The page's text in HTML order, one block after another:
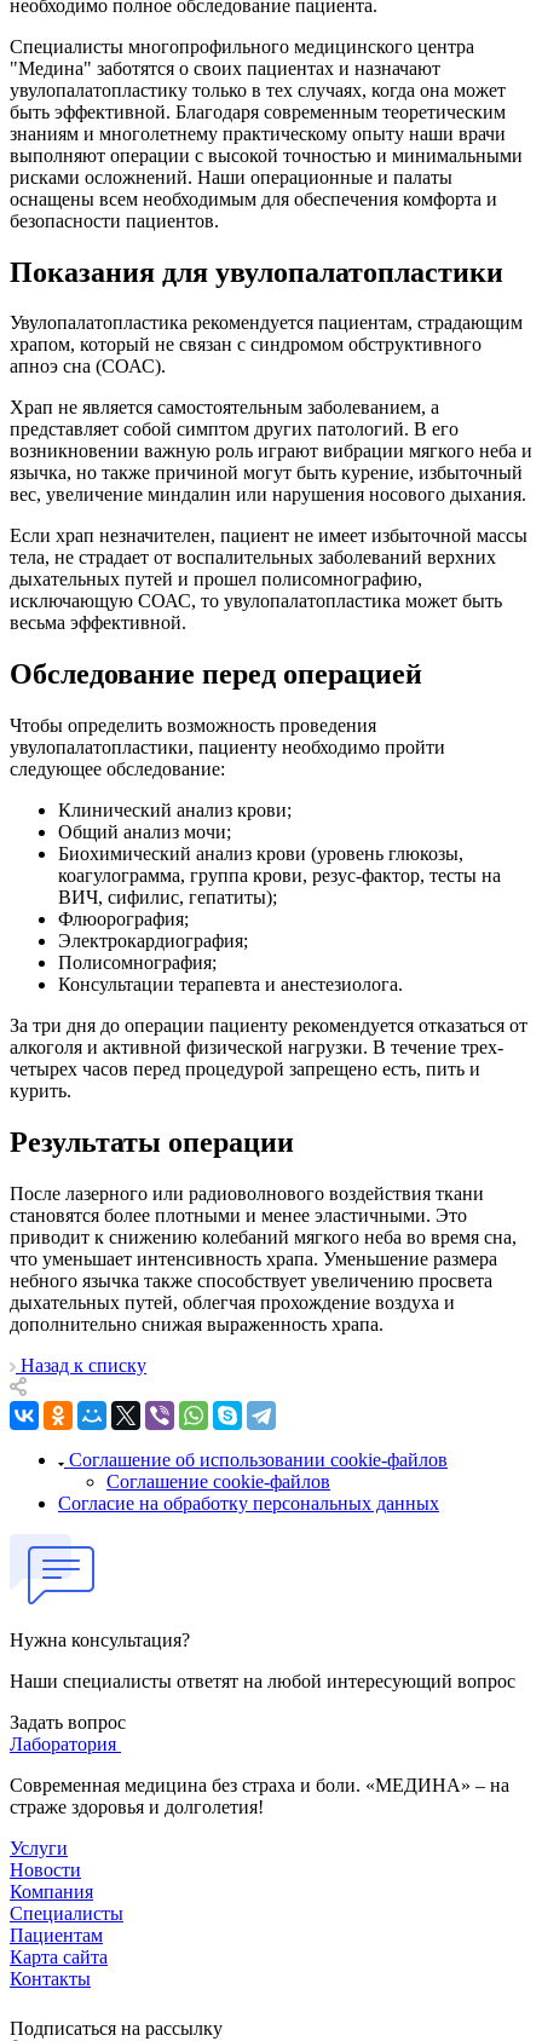
необходимо полное обследование пациента.
Специалисты многопрофильного медицинского центра
"Медина" заботятся о своих пациентах и назначают
увулопалатопластику только в тех случаях, когда она может
быть эффективной. Благодаря современным теоретическим
знаниям и многолетнему практическому опыту наши врачи
выполняют операции с высокой точностью и минимальными
рисками осложнений. Наши операционные и палаты
оснащены всем необходимым для обеспечения комфорта и
безопасности пациентов.
Показания для увулопалатопластики
Увулопалатопластика рекомендуется пациентам, страдающим
храпом, который не связан с синдромом обструктивного
апноэ сна (СОАС).
Храп не является самостоятельным заболеванием, а
представляет собой симптом других патологий. В его
возникновении важную роль играют вибрации мягкого неба и
язычка, но также причиной могут быть курение, избыточный
вес, увеличение миндалин или нарушения носового дыхания.
Если храп незначителен, пациент не имеет избыточной массы
тела, не страдает от воспалительных заболеваний верхних
дыхательных путей и прошел полисомнографию,
исключающую СОАС, то увулопалатопластика может быть
весьма эффективной.
Обследование перед операцией
Чтобы определить возможность проведения
увулопалатопластики, пациенту необходимо пройти
следующее обследование:
Клинический анализ крови;
Общий анализ мочи;
Биохимический анализ крови (уровень глюкозы,
коагулограмма, группа крови, резус-фактор, тесты на
ВИЧ, сифилис, гепатиты);
Флюорография;
Электрокардиография;
Полисомнография;
Консультации терапевта и анестезиолога.
За три дня до операции пациенту рекомендуется отказаться от
алкоголя и активной физической нагрузки. В течение трех-
четырех часов перед процедурой запрещено есть, пить и
курить.
Результаты операции
После лазерного или радиоволнового воздействия ткани
становятся более плотными и менее эластичными. Это
приводит к снижению колебаний мягкого неба во время сна,
что уменьшает интенсивность храпа. Уменьшение размера
небного язычка также способствует увеличению просвета
дыхательных путей, облегчая прохождение воздуха и
дополнительно снижая выраженность храпа.
Назад к списку
Соглашение об использовании cookie-файлов
Соглашение cookie-файлов
Согласие на обработку персональных данных
Нужна консультация?
Наши специалисты ответят на любой интересующий вопрос
Задать вопрос
Лаборатория
Современная медицина без страха и боли. «МЕДИНА» – на
страже здоровья и долголетия!
Услуги
Новости
Компания
Специалисты
Пациентам
Карта сайта
Контакты
Подписаться на рассылку